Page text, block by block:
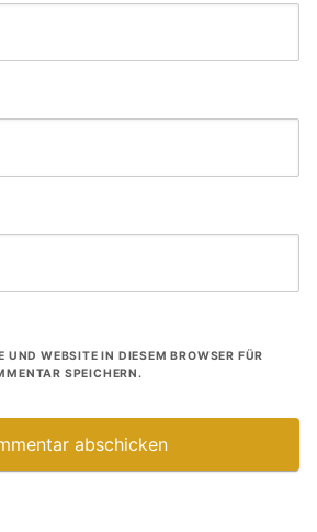
WEBSITE IN DIESEM BROWSER FÜR
SPEICHERN.